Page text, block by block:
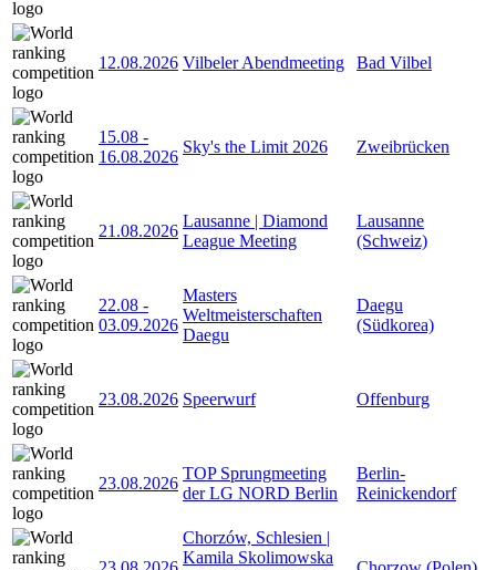
12.08.2026 Vilbeler Abendmeeting Bad Vilbel
15.08 -
16.08.2026
Sky's the Limit 2026 Zweibrücken
21.08.2026
Lausanne | Diamond
League Meeting
Lausanne
(Schweiz)
22.08 -
03.09.2026
Masters
Weltmeisterschaften
Daegu
Daegu
(Südkorea)
23.08.2026 Speerwurf Offenburg
23.08.2026
TOP Sprungmeeting
der LG NORD Berlin
Berlin-
Reinickendorf
Chorzów, Schlesien |
Kamila Skolimowska